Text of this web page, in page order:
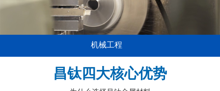
机械工程
昌钛四大核心优势